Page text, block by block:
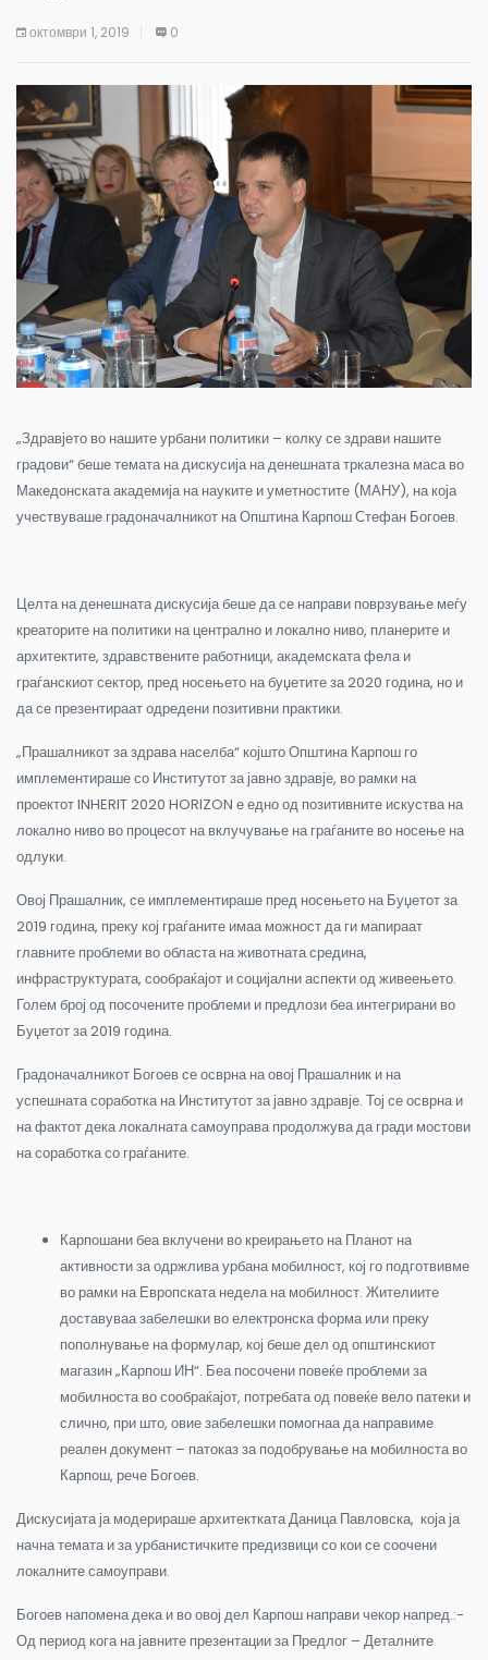
октомври 1, 2019 0
„Здравјето во нашите урбани политики – колку се здрави нашите
градови“ беше темата на дискусија на денешната тркалезна маса во
Македонската академија на науките и уметностите (МАНУ), на која
учествуваше градоначалникот на Општина Карпош Стефан Богоев.
Целта на денешната дискусија беше да се направи поврзување меѓу
креаторите на политики на централно и локално ниво, планерите и
архитектите, здравствените работници, академската фела и
граѓанскиот сектор, пред носењето на буџетите за 2020 година, но и
да се презентираат одредени позитивни практики.
„Прашалникот за здрава населба“ којшто Општина Карпош го
имплементираше со Институтот за јавно здравје, во рамки на
проектот INHERIT 2020 HORIZON е едно од позитивните искуства на
локално ниво во процесот на вклучување на граѓаните во носење на
одлуки.
Овој Прашалник, се имплементираше пред носењето на Буџетот за
2019 година, преку кој граѓаните имаа можност да ги мапираат
главните проблеми во областа на животната средина,
инфраструктурата, сообраќајот и социјални аспекти од живеењето.
Голем број од посочените проблеми и предлози беа интегрирани во
Буџетот за 2019 година.
Градоначалникот Богоев се осврна на овој Прашалник и на
успешната соработка на Институтот за јавно здравје. Тој се осврна и
на фактот дека локалната самоуправа продолжува да гради мостови
на соработка со граѓаните.
Карпошани беа вклучени во креирањето на Планот на
активности за одржлива урбана мобилност, кој го подготвивме
во рамки на Европската недела на мобилност. Жителиите
доставуваа забелешки во електронска форма или преку
пополнување на формулар, кој беше дел од општинскиот
магазин „Карпош ИН“. Беа посочени повеќе проблеми за
мобилноста во сообраќајот, потребата од повеќе вело патеки и
слично, при што, овие забелешки помогнаа да направиме
реален документ – патоказ за подобрување на мобилноста во
Карпош, рече Богоев.
Дискусијата ја модерираше архитектката Даница Павловска, која ја
начна темата и за урбанистичките предизвици со кои се соочени
локалните самоуправи.
Богоев напомена дека и во овој дел Карпош направи чекор напред.:-
Од период кога на јавните презентации за Предлог – Деталните